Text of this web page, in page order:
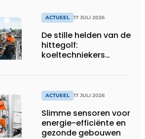
ACTUEEL 17 JULI 2026
De stille helden van de
hittegolf:
koeltechniekers
productiebedrijven
draaiende
ACTUEEL 17 JULI 2026
Slimme sensoren voor
energie-efficiënte en
gezonde gebouwen